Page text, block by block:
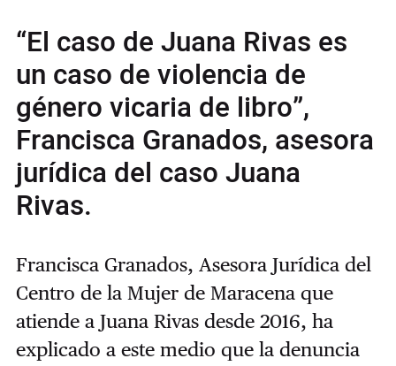
“El caso de Juana Rivas es
un caso de violencia de
género vicaria de libro”,
Francisca Granados, asesora
jurídica del caso Juana
Rivas.
Francisca Granados, Asesora Jurídica del
Centro de la Mujer de Maracena que
atiende a Juana Rivas desde 2016, ha
explicado a este medio que la denuncia